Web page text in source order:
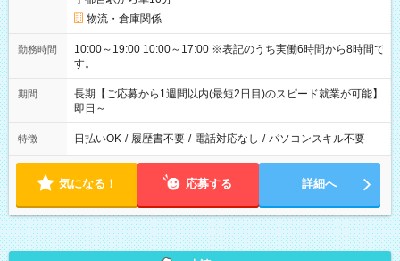
物流・倉庫関係
勤務時間
10:00～19:00 10:00～17:00 ※表記のうち実働6時間から8時間で
す。
期間
長期【ご応募から1週間以内(最短2日目)のスピード就業が可能】
即日～
特徴 日払いOK / 履歴書不要 / 電話対応なし / パソコンスキル不要
気になる！ 応募する 詳細へ